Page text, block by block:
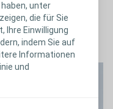
unter
die für Sie
Ihre Einwilligung
indem Sie auf
Informationen
und